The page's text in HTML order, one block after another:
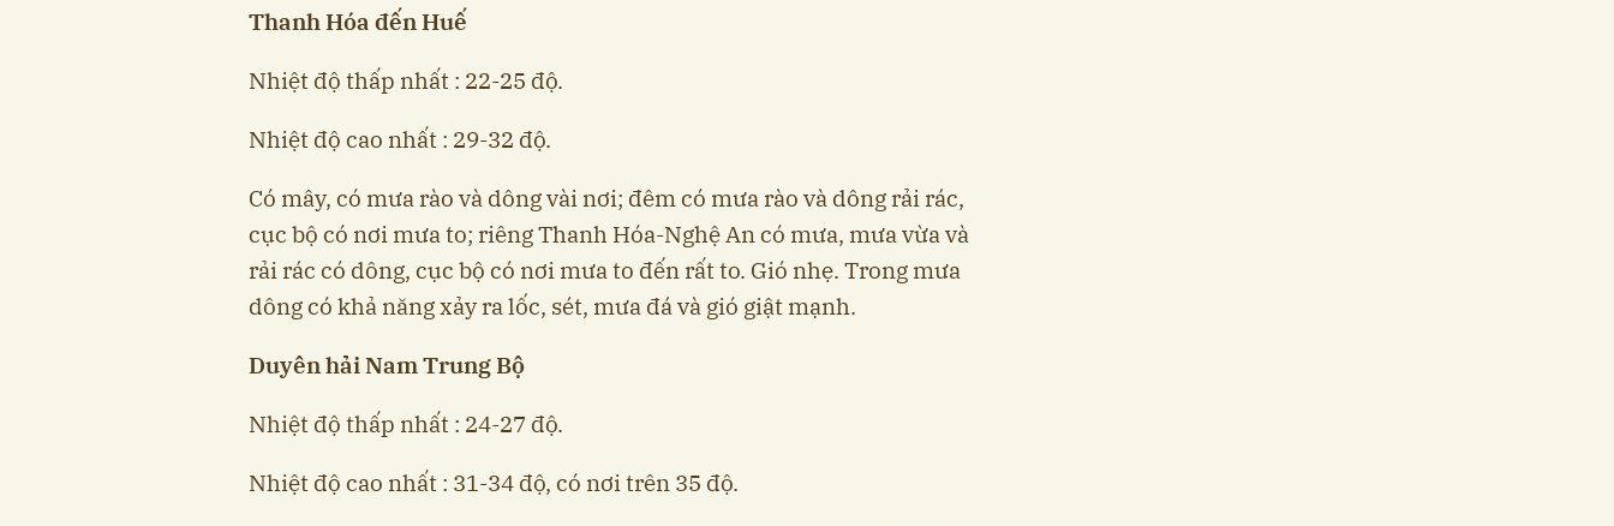
Thanh Hóa đến Huế
Nhiệt độ thấp nhất : 22-25 độ.
Nhiệt độ cao nhất : 29-32 độ.
Có mây, có mưa rào và dông vài nơi; đêm có mưa rào và dông rải rác,
cục bộ có nơi mưa to; riêng Thanh Hóa-Nghệ An có mưa, mưa vừa và
rải rác có dông, cục bộ có nơi mưa to đến rất to. Gió nhẹ. Trong mưa
dông có khả năng xảy ra lốc, sét, mưa đá và gió giật mạnh.
Duyên hải Nam Trung Bộ
Nhiệt độ thấp nhất : 24-27 độ.
Nhiệt độ cao nhất : 31-34 độ, có nơi trên 35 độ.